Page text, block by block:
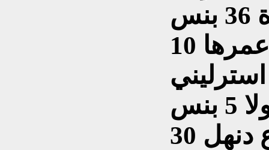
سعر سيارة مستمعلة عمرها 10
علبة سجائر فاخرة من نوع دنهل 30